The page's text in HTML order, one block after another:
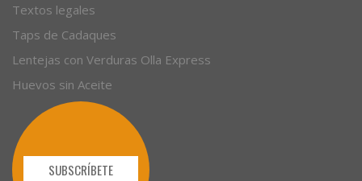
Textos legales
Taps de Cadaques
Lentejas con Verduras Olla Express
Huevos sin Aceite
SUBSCRÍBETE